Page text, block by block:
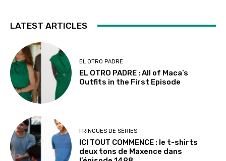
LATEST ARTICLES
EL OTRO PADRE
EL OTRO PADRE : All of Maca’s
Outfits in the First Episode
FRINGUES DE SÉRIES
ICI TOUT COMMENCE : le t-shirts
deux tons de Maxence dans